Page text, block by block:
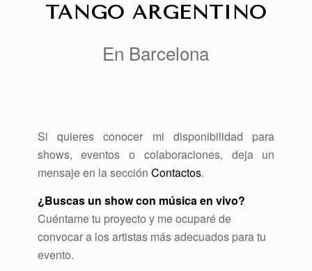
TANGO ARGENTINO
En Barcelona
Si quieres conocer mi disponibilidad para
shows, eventos o colaboraciones, deja un
mensaje en la sección Contactos.
¿Buscas un show con música en vivo?
Cuéntame tu proyecto y me ocuparé de
convocar a los artistas más adecuados para tu
evento.